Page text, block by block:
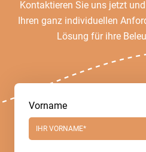
Kontaktieren Sie uns jetzt
Ihren ganz individuellen
Lösung für ihre
Vorname